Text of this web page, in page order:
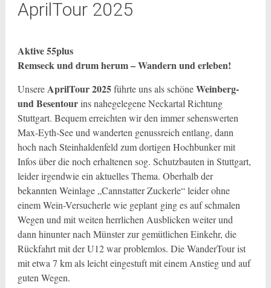
AprilTour 2025
Aktive 55plus
Remseck und drum herum – Wandern und erleben!
UnsereAprilTour 2025führte uns als schöneWeinberg-
und Besentourins nahegelegene Neckartal Richtung
Stuttgart. Bequem erreichten wir den immer sehenswerten
Max-Eyth-See und wanderten genussreich entlang, dann
hoch nach Steinhaldenfeld zum dortigen Hochbunker mit
Infos über die noch erhaltenen sog. Schutzbauten in Stuttgart,
leider irgendwie ein aktuelles Thema. Oberhalb der
bekannten Weinlage „Cannstatter Zuckerle“ leider ohne
einem Wein-Versucherle wie geplant ging es auf schmalen
Wegen und mit weiten herrlichen Ausblicken weiter und
dann hinunter nach Münster zur gemütlichen Einkehr, die
Rückfahrt mit der U12 war problemlos. Die WanderTour ist
mit etwa 7 km als leicht eingestuft mit einem Anstieg und auf
guten Wegen.